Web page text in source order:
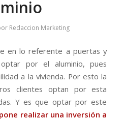
Redaccion Marketing
en lo referente a puertas y
por el aluminio, pues
a la vivienda. Por esto la
clientes optan por esta
Y es que optar por este
realizar una inversión a